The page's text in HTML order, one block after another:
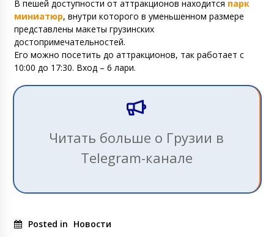
В пешей доступности от аттракционов находится парк
миниатюр, внутри которого в уменьшенном размере
представлены макеты грузинских
достопримечательностей.
Его можно посетить до аттракционов, так работает с
10:00 до 17:30. Вход – 6 лари.
Читать больше о Грузии в
Telegram-канале
Posted in Новости